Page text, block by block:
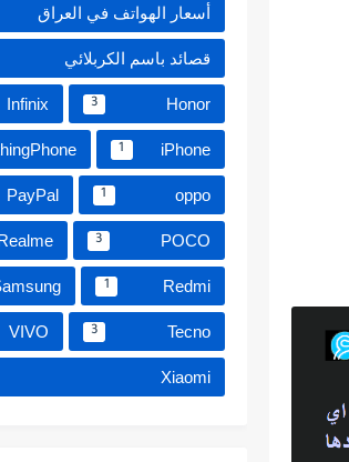
أسعار الهواتف في العراق
قصائد باسم الكربلائي
Honor
3
Infinix
iPhone
1
oppo
1
PayPal
POCO
3
Redmi
1
Tecno
3
VIVO
Xiaomi